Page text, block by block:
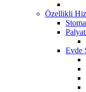
Özellikli
Evde